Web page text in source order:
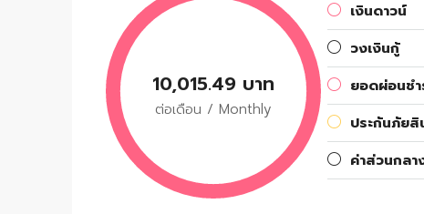
10,015.49 บาท
ต่อเดือน / Monthly
เงินดาวน์
วงเงินกู้
ยอดผ่อนชำ
ประกันภัยสิ
ค่าส่วนกลา